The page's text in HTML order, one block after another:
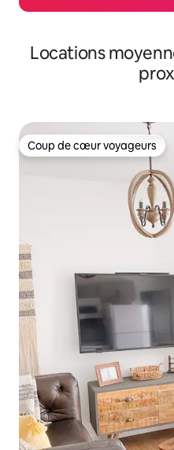
Locations
Coup de cœur voyageurs
Coup de cœur voyageurs